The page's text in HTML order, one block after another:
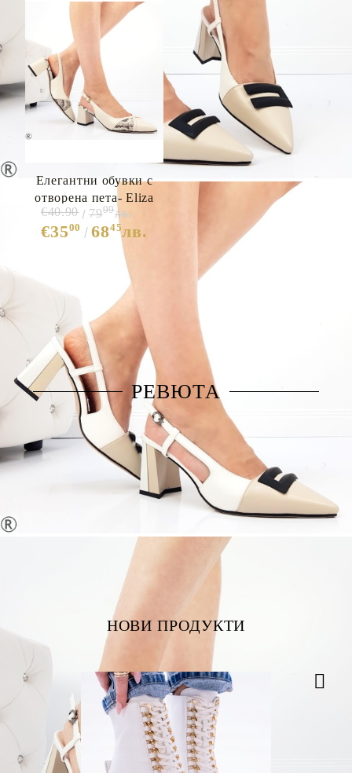
Елегантни обувки с
отворена пета- Eliza
Bulgaria 10337
€3500 6845лв.
€40.90 7999лв.
РЕВЮТА
НОВИ ПРОДУКТИ